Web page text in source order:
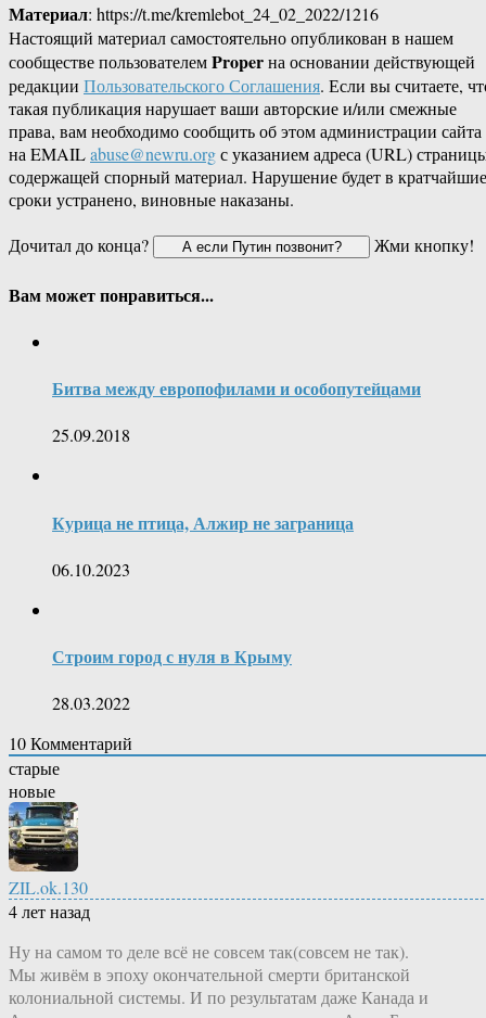
Материал: https://t.me/kremlebot_24_02_2022/1216
Настоящий материал самостоятельно опубликован в нашем
сообществе пользователемProperна основании действующей
редакции Пользовательского Соглашения. Если вы считаете,
такая публикация нарушает ваши авторские и/или смежные
права, вам необходимо сообщить об этом администрации сайта
на EMAILabuse@newru.orgс указанием адреса (URL)
содержащей спорный материал. Нарушение будет в кратчайшие
сроки устранено, виновные наказаны.
Дочитал до конца?
Жми кнопку!
Вам может понравиться...
Битва между европофилами и особопутейцами
25.09.2018
Курица не птица, Алжир не заграница
06.10.2023
Строим город с нуля в Крыму
28.03.2022
10Комментарий
старые
новые
ZIL.ok.130
4 лет назад
Ну на самом то деле всё не совсем так(совсем не так).
Мы живём в эпоху окончательной смерти британской
колониальной системы. И по результатам даже Канада и